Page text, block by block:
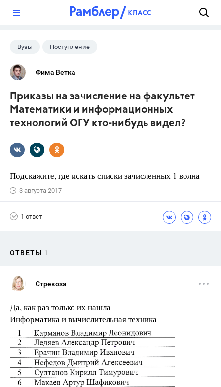
Вузы Поступление
Фима Ветка
Приказы на зачисление на факультет
Математики и информационных
технологий ОГУ кто-нибудь видел?
Подскажите, где искать списки зачисленных 1 волна
3 августа 2017
1 ответ
ОТВЕТЫ 1
Стрекоза
Да, как раз только их нашла
Информатика и вычислительная техника